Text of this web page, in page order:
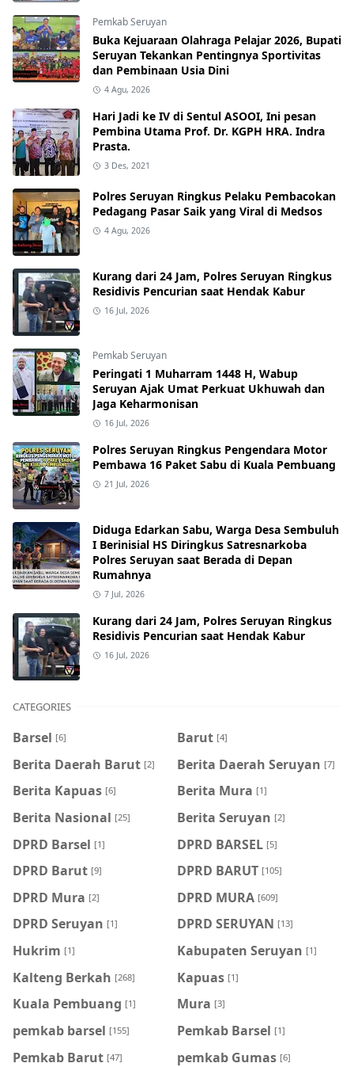
Pemkab Seruyan
Buka Kejuaraan Olahraga Pelajar 2026, Bupati
Seruyan Tekankan Pentingnya Sportivitas
dan Pembinaan Usia Dini
4 Agu, 2026
Hari Jadi ke IV di Sentul ASOOI, Ini pesan
Pembina Utama Prof. Dr. KGPH HRA. Indra
Prasta.
3 Des, 2021
Polres Seruyan Ringkus Pelaku Pembacokan
Pedagang Pasar Saik yang Viral di Medsos
4 Agu, 2026
Kurang dari 24 Jam, Polres Seruyan Ringkus
Residivis Pencurian saat Hendak Kabur
16 Jul, 2026
Pemkab Seruyan
Peringati 1 Muharram 1448 H, Wabup
Seruyan Ajak Umat Perkuat Ukhuwah dan
Jaga Keharmonisan
16 Jul, 2026
Polres Seruyan Ringkus Pengendara Motor
Pembawa 16 Paket Sabu di Kuala Pembuang
21 Jul, 2026
Diduga Edarkan Sabu, Warga Desa Sembuluh
I Berinisial HS Diringkus Satresnarkoba
Polres Seruyan saat Berada di Depan
Rumahnya
7 Jul, 2026
Kurang dari 24 Jam, Polres Seruyan Ringkus
Residivis Pencurian saat Hendak Kabur
16 Jul, 2026
CATEGORIES
Barsel [6] Barut [4]
Berita Daerah Barut [2] Berita Daerah Seruyan [7]
Berita Kapuas [6] Berita Mura [1]
Berita Nasional [25] Berita Seruyan [2]
DPRD Barsel [1] DPRD BARSEL [5]
DPRD Barut [9] DPRD BARUT [105]
DPRD Mura [2] DPRD MURA [609]
DPRD Seruyan [1] DPRD SERUYAN [13]
Hukrim [1] Kabupaten Seruyan [1]
Kalteng Berkah [268] Kapuas [1]
Kuala Pembuang [1] Mura [3]
pemkab barsel [155] Pemkab Barsel [1]
Pemkab Barut [47] pemkab Gumas [6]